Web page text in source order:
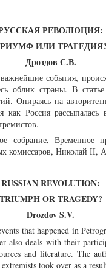
РЕВОЛЮЦИЯ:
ИЛИ
Дроздов С.В.
события,
облик страны. В статье
Опираясь на
Россия
собрание, Временное
комиссаров, Николай
RUSSIAN REVOLUTION:
TRIUMPH OR TRAGEDY?
Drozdov S.V.
that happened in
also deals with their
and literature. The
took over as a